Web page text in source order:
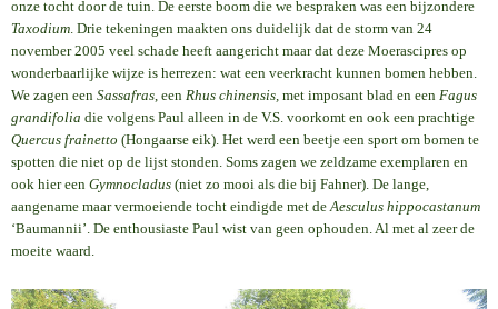
onze tocht door de tuin. De eerste boom die we bespraken was een bijzondere
Taxodium. Drie tekeningen maakten ons duidelijk dat de storm van 24
november 2005 veel schade heeft aangericht maar dat deze Moerascipres op
wonderbaarlijke wijze is herrezen: wat een veerkracht kunnen bomen hebben.
We zagen een Sassafras, een Rhus chinensis, met imposant blad en een Fagus
grandifolia die volgens Paul alleen in de V.S. voorkomt en ook een prachtige
Quercus frainetto (Hongaarse eik). Het werd een beetje een sport om bomen te
spotten die niet op de lijst stonden. Soms zagen we zeldzame exemplaren en
ook hier een Gymnocladus (niet zo mooi als die bij Fahner). De lange,
aangename maar vermoeiende tocht eindigde met deAesculus hippocastanum
‘Baumannii’. De enthousiaste Paul wist van geen ophouden. Al met al zeer de
moeite waard.